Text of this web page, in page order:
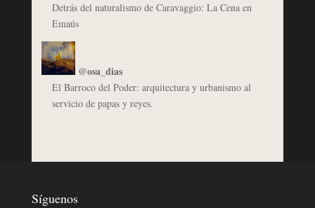
Detrás del naturalismo de Caravaggio: La Cena en
Emaús
@osa_dias
El Barroco del Poder: arquitectura y urbanismo al
servicio de papas y reyes.
Síguenos